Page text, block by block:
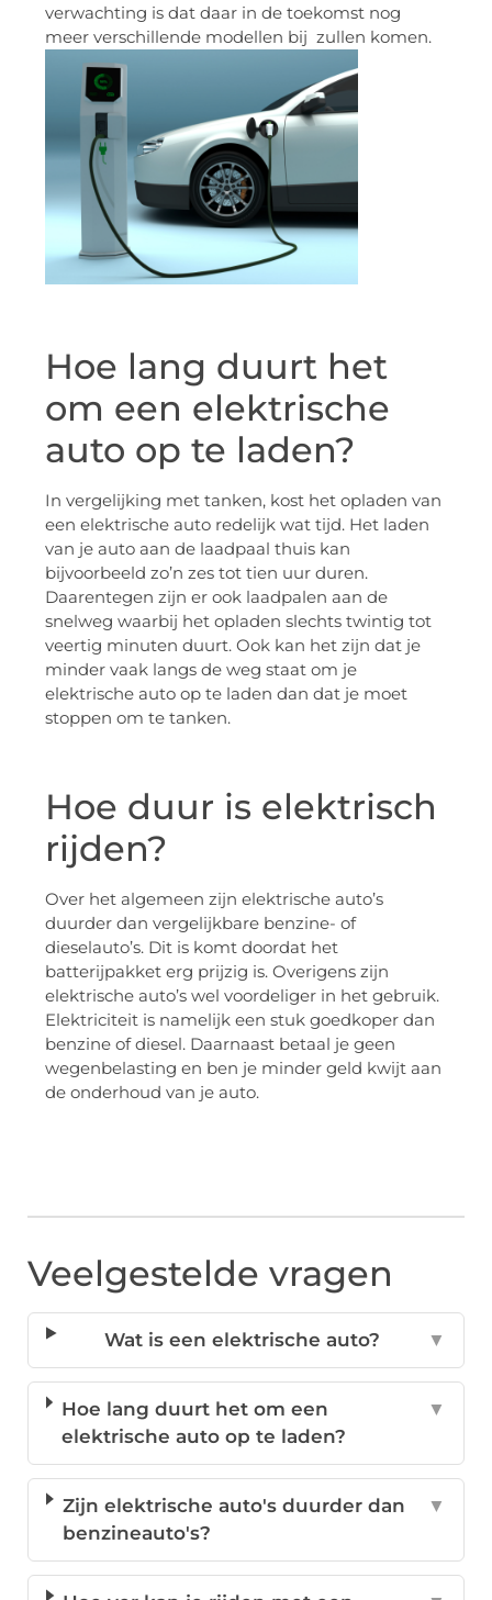
verwachting is dat daar in de toekomst nog
meer verschillende modellen bij zullen komen.
Hoe lang duurt het
om een elektrische
auto op te laden?
In vergelijking met tanken, kost het opladen van
een elektrische auto redelijk wat tijd. Het laden
van je auto aan de laadpaal thuis kan
bijvoorbeeld zo’n zes tot tien uur duren.
Daarentegen zijn er ook laadpalen aan de
snelweg waarbij het opladen slechts twintig tot
veertig minuten duurt. Ook kan het zijn dat je
minder vaak langs de weg staat om je
elektrische auto op te laden dan dat je moet
stoppen om te tanken.
Hoe duur is elektrisch
rijden?
Over het algemeen zijn elektrische auto’s
duurder dan vergelijkbare benzine- of
dieselauto’s. Dit is komt doordat het
batterijpakket erg prijzig is. Overigens zijn
elektrische auto’s wel voordeliger in het gebruik.
Elektriciteit is namelijk een stuk goedkoper dan
benzine of diesel. Daarnaast betaal je geen
wegenbelasting en ben je minder geld kwijt aan
de onderhoud van je auto.
Veelgestelde vragen
Wat is een elektrische auto? ▼
Hoe lang duurt het om een
elektrische auto op te laden?
▼
Zijn elektrische auto's duurder dan
benzineauto's?
▼